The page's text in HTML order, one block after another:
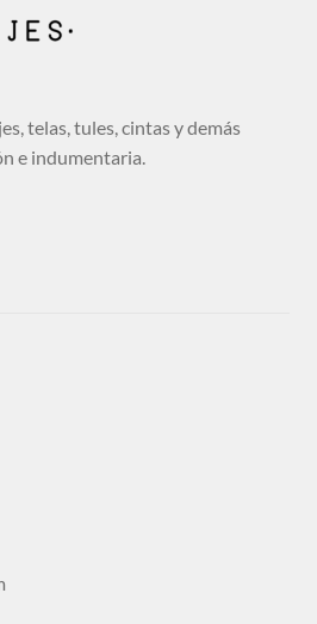
telas, tules, cintas y demás
e indumentaria.